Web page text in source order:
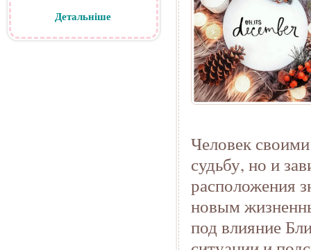
Человек
судьбу, но и
расположения
новым
под влияние
Детальніше